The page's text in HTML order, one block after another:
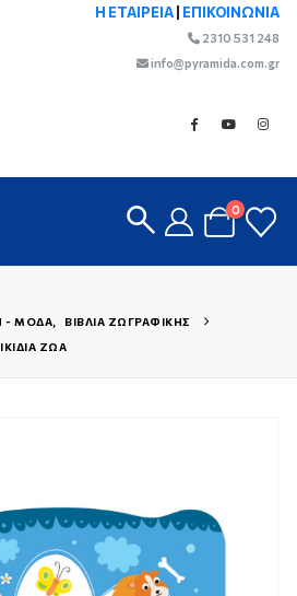
Η ΕΤΑΙΡΕΙΑ ΕΠΙΚΟΙΝΩΝΙΑ
2310 531 248
info@pyramida.com.gr
0
- ΜΌΔΑ,
ΒΙΒΛΊΑ ΖΩΓΡΑΦΙΚΉΣ
ΖΏΑ